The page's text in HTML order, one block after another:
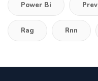
Power Bi
Rag Rnn